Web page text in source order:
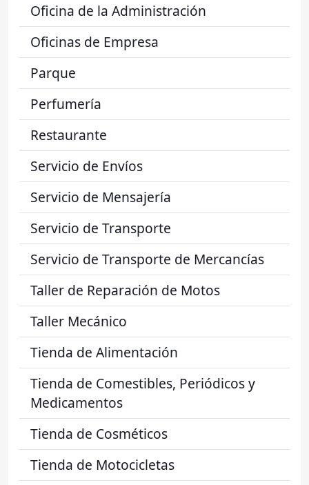
Oficina de la Administración
Oficinas de Empresa
Parque
Perfumería
Restaurante
Servicio de Envíos
Servicio de Mensajería
Servicio de Transporte
Servicio de Transporte de Mercancías
Taller de Reparación de Motos
Taller Mecánico
Tienda de Alimentación
Tienda de Comestibles, Periódicos y
Medicamentos
Tienda de Cosméticos
Tienda de Motocicletas